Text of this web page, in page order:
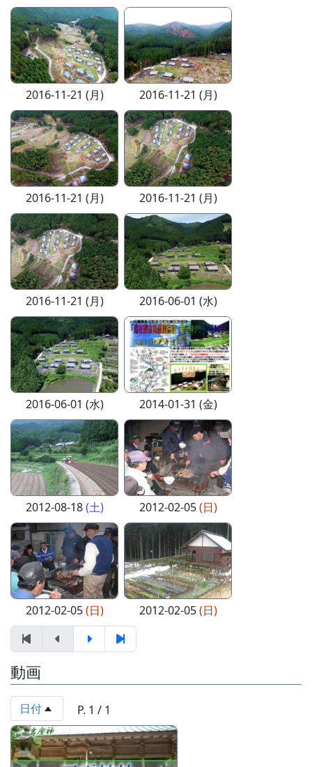
2016-11-21 (月) 2016-11-21 (月)
2016-11-21 (月) 2016-11-21 (月)
2016-11-21 (月) 2016-06-01 (水)
2016-06-01 (水) 2014-01-31 (金)
2012-08-18(土) 2012-02-05(日)
2012-02-05(日) 2012-02-05(日)
動画
日付 P. 1 / 1